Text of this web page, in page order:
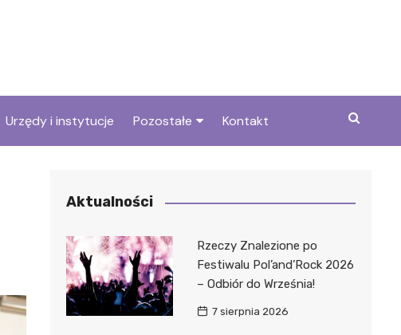
Urzędy i instytucje Pozostałe Kontakt
Aktualności
Rzeczy Znalezione po
Festiwalu Pol’and’Rock 2026
– Odbiór do Września!
7 sierpnia 2026